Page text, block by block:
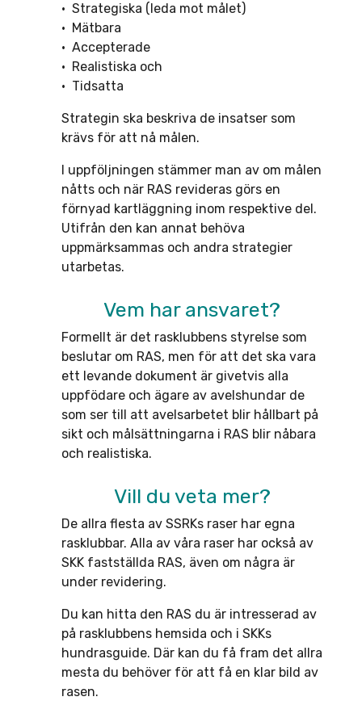
• Strategiska (leda mot målet)
• Mätbara
• Accepterade
• Realistiska och
• Tidsatta
Strategin ska beskriva de insatser som
krävs för att nå målen.
I uppföljningen stämmer man av om målen
nåtts och när RAS revideras görs en
förnyad kartläggning inom respektive del.
Utifrån den kan annat behöva
uppmärksammas och andra strategier
utarbetas.
Vem har ansvaret?
Formellt är det rasklubbens styrelse som
beslutar om RAS, men för att det ska vara
ett levande dokument är givetvis alla
uppfödare och ägare av avelshundar de
som ser till att avelsarbetet blir hållbart på
sikt och målsättningarna i RAS blir nåbara
och realistiska.
Vill du veta mer?
De allra flesta av SSRKs raser har egna
rasklubbar. Alla av våra raser har också av
SKK fastställda RAS, även om några är
under revidering.
Du kan hitta den RAS du är intresserad av
på rasklubbens hemsida och i SKKs
hundrasguide. Där kan du få fram det allra
mesta du behöver för att få en klar bild av
rasen.